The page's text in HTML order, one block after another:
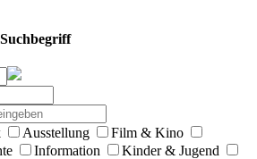
Ausstellung
Film & Kino
Information
Kinder & Jugend